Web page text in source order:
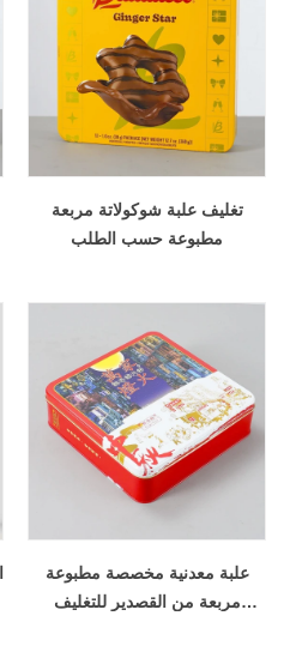
تغليف علبة شوكولاتة مربعة
مطبوعة حسب الطلب
علبة معدنية مخصصة مطبوعة
مربعة من القصدير للتغليف